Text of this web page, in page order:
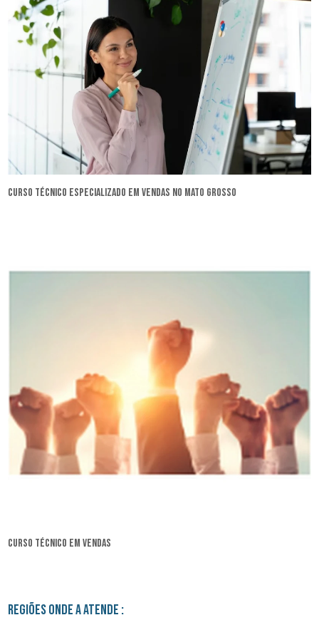
curso técnico especializado em vendas no Mato Grosso
curso técnico em vendas
Regiões onde a atende :